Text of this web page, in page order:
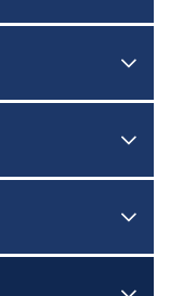


